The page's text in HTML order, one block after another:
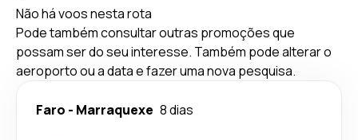
Não há voos nesta rota
Pode também consultar outras promoções que
possam ser do seu interesse. Também pode alterar o
aeroporto ou a data e fazer uma nova pesquisa.
Faro - Marraquexe 8 dias